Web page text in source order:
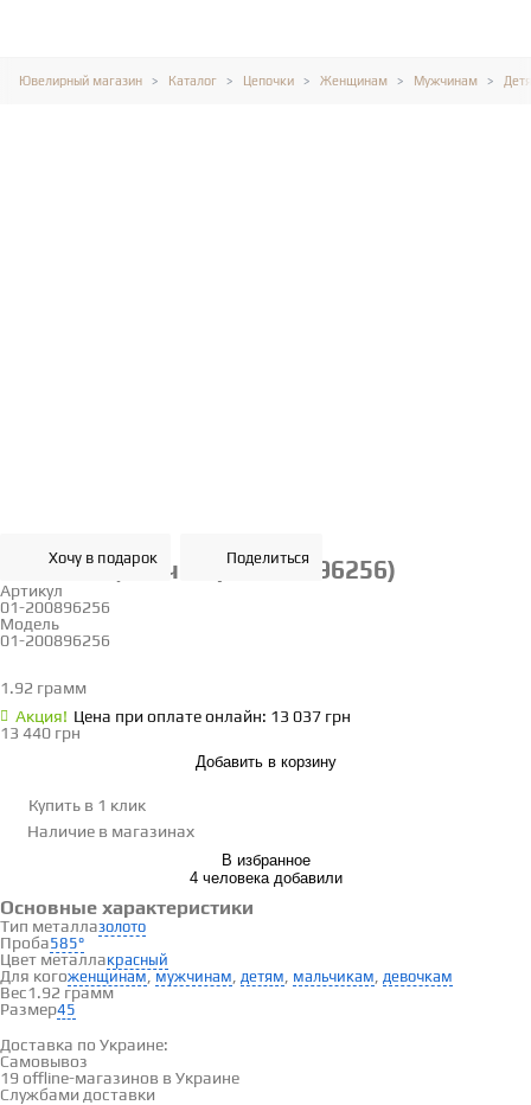
Ювелирный магазин Каталог Цепочки Женщинам Мужчинам
Хочу в подарок Поделиться
Золотая цепочка (01-200896256)
Артикул
01-200896256
Модель
01-200896256
1.92 грамм
Акция! Цена при оплате онлайн: 13 037 грн
13 440 грн
Добавить в корзину
Купить в 1 клик
Наличие в магазинах
В избранное
4 человека добавили
Основные характеристики
Тип металлазолото
Проба585°
Цвет металлакрасный
Для когоженщинам,мужчинам детям мальчикам девочкам
Вес1.92 грамм
Размер45
Доставка и оплата
Доставка по Украине:
Самовывоз
19 offline-магазинов в Украине
Службами доставки